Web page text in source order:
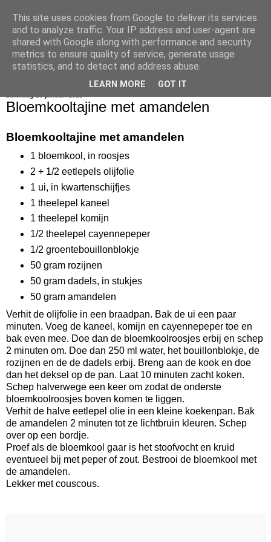
bijna net zo lekker als thuis
Bloemkooltajine met amandelen
Bloemkooltajine met amandelen
1 bloemkool, in roosjes
2 + 1/2 eetlepels olijfolie
1 ui, in kwartenschijfjes
1 theelepel kaneel
1 theelepel komijn
1/2 theelepel cayennepeper
1/2 groentebouillonblokje
50 gram rozijnen
50 gram dadels, in stukjes
50 gram amandelen
Verhit de olijfolie in een braadpan. Bak de ui een paar
minuten. Voeg de kaneel, komijn en cayennepeper toe en
bak even mee. Doe dan de bloemkoolroosjes erbij en schep
2 minuten om. Doe dan 250 ml water, het bouillonblokje, de
rozijnen en de de dadels erbij. Breng aan de kook en doe
dan het deksel op de pan. Laat 10 minuten zacht koken.
Schep halverwege een keer om zodat de onderste
bloemkoolroosjes boven komen te liggen.
Verhit de halve eetlepel olie in een kleine koekenpan. Bak
de amandelen 2 minuten tot ze lichtbruin kleuren. Schep
over op een bordje.
Proef als de bloemkool gaar is het stoofvocht en kruid
eventueel bij met peper of zout. Bestrooi de bloemkool met
de amandelen.
Lekker met couscous.
This site uses cookies from Google to deliver its services
and to analyze traffic. Your IP address and user-agent are
shared with Google along with performance and security
metrics to ensure quality of service, generate usage
statistics, and to detect and address abuse.
LEARN MORE GOT IT